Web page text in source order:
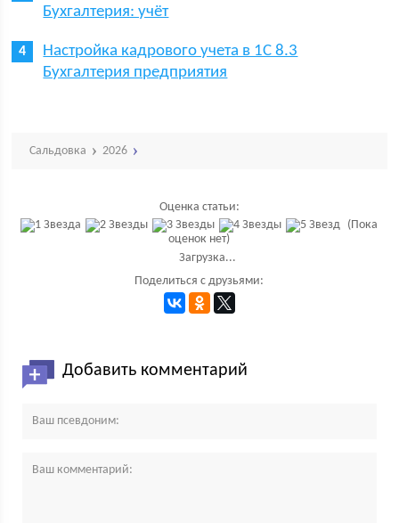
Бухгалтерия: учёт
Настройка кадрового учета в 1С 8.3
Бухгалтерия предприятия
Сальдовка 2026
Оценка статьи:
(Пока
оценок нет)
Загрузка...
Поделиться с друзьями:
Добавить комментарий